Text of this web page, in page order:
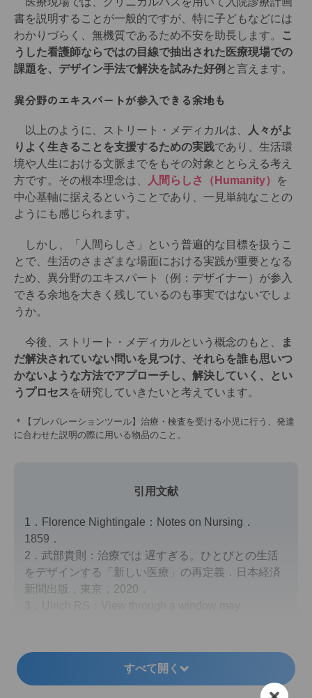
書を説明することが一般的ですが、特に子どもなどには
わかりづらく、無機質であるため不安を助長します。
こ
うした看護師ならではの目線で抽出された医療現場での
課題を、デザイン手法で解決を試みた好例 と言えます。
異分野のエキスパートが参入できる余地も
以上のように、ストリート・メディカルは、
人々がよ
りよく生きることを支援するための実践であり、生活環
境や人生における文脈までをもその対象ととらえる考え
方です。その根本理念は、
人間らしさ（Humanity）
を
中心基軸に据えるということであり、一見単純なことの
ようにも感じられます。
しかし、「人間らしさ」という普遍的な目標を扱うこ
とで、生活のさまざまな場面における実践が重要となる
ため、異分野のエキスパート（例：デザイナー）が参入
できる余地を大きく残しているのも事実ではないでしょ
うか。
今後、ストリート・メディカルという概念のもと、
ま
だ解決されていない問いを見つけ、それらを誰も思いつ
かないような方法でアプローチし、解決していく、とい
うプロセス を研究していきたいと考えています。
＊【プレパレーションツール】治療・検査を受ける小児に行う、発達
に合わせた説明の際に用いる物品のこと。
引用文献
1．Florence Nightingale：Notes on Nursing．
1859．
2．武部貴則：治療では 遅すぎる。ひとびとの生活
をデザインする「新しい医療」の再定義．日本経済
新聞出版，東京，2020．
4．横浜市立大学先端医科学研究センター コミュニ
ケーション・デザイン・センターホームページ：に
ゅういんラリー親・子・医療者の対話型入院治療プ
すべて開く